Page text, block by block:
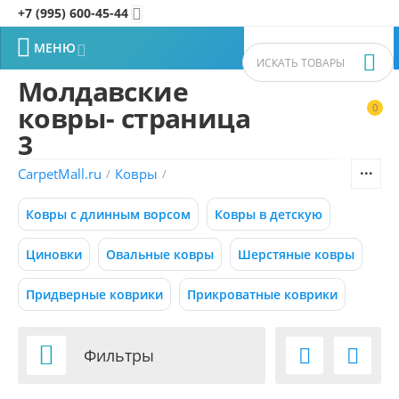
+7 (995) 600-45-44 
0


 МЕНЮ
Фильтры товаров
Цена
Р –
0 800000
Размер (м)
Молдавские
ковры- страница
3
CarpetMall.ru / Ковры /
Ковры с длинным ворсом Ковры в детскую
Циновки Овальные ковры Шерстяные ковры
Придверные коврики Прикроватные коврики
 Фильтры  